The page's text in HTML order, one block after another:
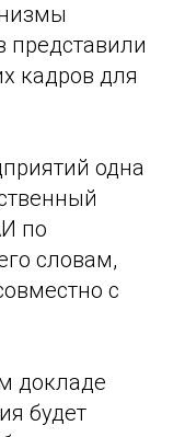
представили
кадров для
одна
по
словам,
с
докладе
будет